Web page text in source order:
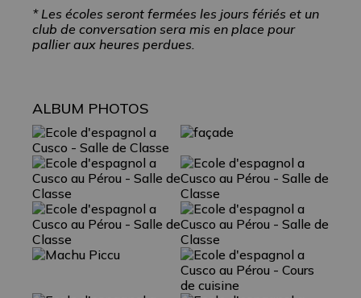
* Les écoles seront fermées les jours fériés et un
club de conversation sera mis en place pour
pallier aux heures perdues.
ALBUM PHOTOS